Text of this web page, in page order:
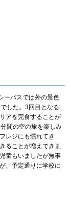
ーバスでは外の景色
した。3回目となる
アを完食することが
間の空の旅を楽しみ
レジにも慣れてき
ることが増えてきま
童もいましたが無事
、予定通りに学校に